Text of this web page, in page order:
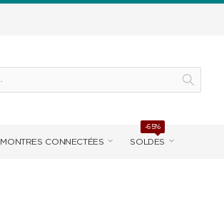
MONTRES CONNECTÉES SOLDES
-65%